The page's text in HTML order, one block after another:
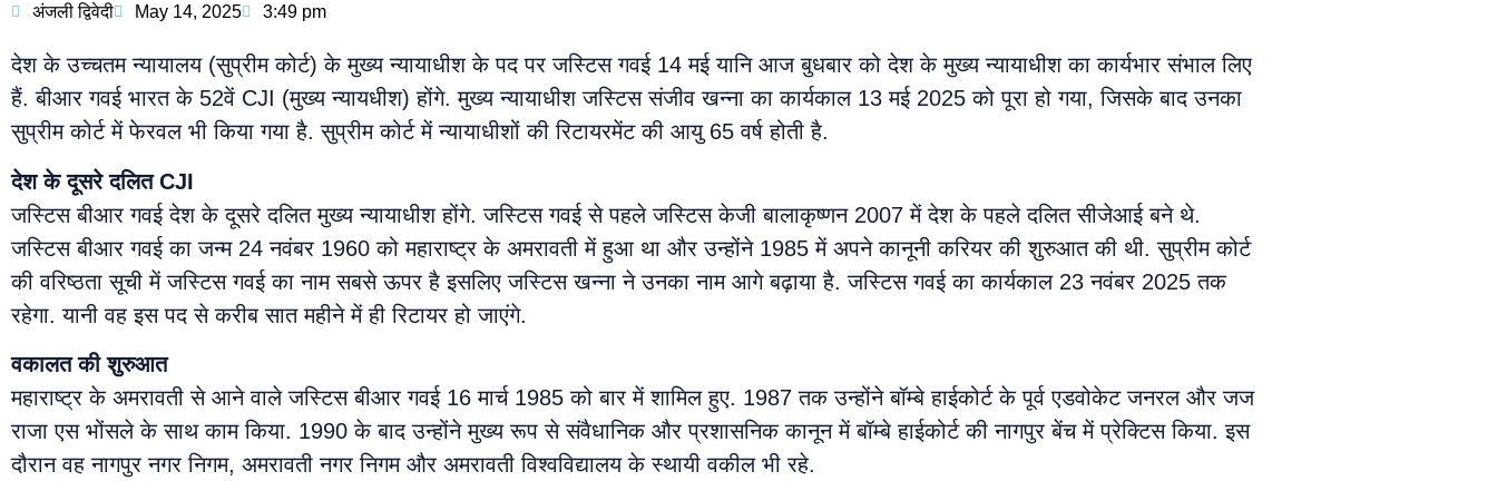
अंजली द्विवेदी May 14, 2025 3:49 pm
देश के उच्चतम न्यायालय (सुप्रीम कोर्ट) के मुख्य न्यायाधीश के पद पर जस्टिस गवई 14 मई यानि आज बुधबार को देश के मुख्य न्यायाधीश का कार्यभार संभाल लिए
हैं. बीआर गवई भारत के 52वें CJI (मुख्य न्यायधीश) होंगे. मुख्य न्यायाधीश जस्टिस संजीव खन्ना का कार्यकाल 13 मई 2025 को पूरा हो गया, जिसके बाद उनका
सुप्रीम कोर्ट में फेरवल भी किया गया है. सुप्रीम कोर्ट में न्यायाधीशों की रिटायरमेंट की आयु 65 वर्ष होती है.
देश के दूसरे दलितCJI
जस्टिस बीआर गवई देश के दूसरे दलित मुख्य न्यायाधीश होंगे. जस्टिस गवई से पहले जस्टिस केजी बालाकृष्णन 2007 में देश के पहले दलित सीजेआई बने थे.
जस्टिस बीआर गवई का जन्म 24 नवंबर 1960 को महाराष्ट्र के अमरावती में हुआ था और उन्होंने 1985 में अपने कानूनी करियर की शुरुआत की थी. सुप्रीम कोर्ट
की वरिष्ठता सूची में जस्टिस गवई का नाम सबसे ऊपर है इसलिए जस्टिस खन्ना ने उनका नाम आगे बढ़ाया है. जस्टिस गवई का कार्यकाल 23 नवंबर 2025 तक
रहेगा. यानी वह इस पद से करीब सात महीने में ही रिटायर हो जाएंगे.
वकालत की शुरुआत
महाराष्ट्र के अमरावती से आने वाले जस्टिस बीआर गवई 16 मार्च 1985 को बार में शामिल हुए. 1987 तक उन्होंने बॉम्बे हाईकोर्ट के पूर्व एडवोकेट जनरल और जज
राजा एस भोंसले के साथ काम किया. 1990 के बाद उन्होंने मुख्य रूप से संवैधानिक और प्रशासनिक कानून में बॉम्बे हाईकोर्ट की नागपुर बेंच में प्रेक्टिस किया. इस
दौरान वह नागपुर नगर निगम, अमरावती नगर निगम और अमरावती विश्वविद्यालय के स्थायी वकील भी रहे.